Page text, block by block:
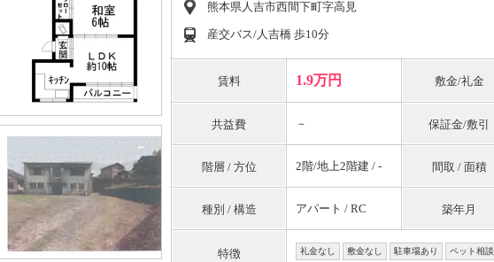
熊本県人吉市西間下町字高見
産交バス/人吉橋 歩10分
賃料 1.9万円 敷金/礼金
共益費 － 保証金/敷引
階層 / 方位 2階/地上2階建 / - 間取 / 面積
種別 / 構造 アパート / RC 築年月
特徴 礼金なし 敷金なし 駐車場あり ペット相談